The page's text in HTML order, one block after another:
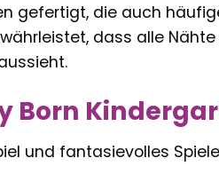
gefertigt, die auch
dass alle
Born
und fantasievolles